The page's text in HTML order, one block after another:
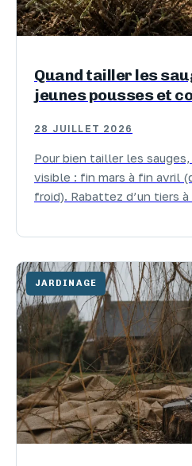
Quand tailler les
jeunes pousses et
28 JUILLET 2026
Pour bien tailler les
visible : fin mars à fin avril
froid). Rabattez d’un tiers
JARDINAGE